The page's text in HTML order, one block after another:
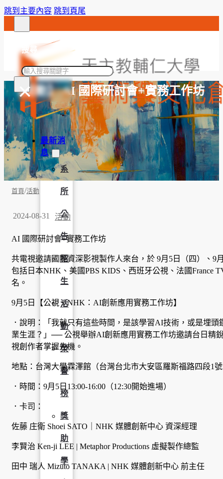
跳到主要內容 跳到頁尾
搜尋
搜
×
最新消
息
系
所
公
告
招
生
活
動
榮
譽
榜
獎
助
學
【活動】 AI 國際研討會+實務工作坊
首頁/活動
2024-08-31 活動
AI 國際研討會+實務工作坊
共電視邀請國際資深影視製作人來台，於 9月5日（四）、
包括日本NHK、美國PBS KIDS、西班牙公視、法國France
名。
9月5日【公視 x NHK：AI創新應用實務工作坊】
．說明：「我就只有這些時間，是該學習AI技術，或是埋
業生涯？」── 公視舉辦AI創新應用實務工作坊邀請台日精
視創作者掌握先機。
地點：台灣大學霖澤館（台灣台北市大安區羅斯福路四段1
．時間：9月5日13:00-16:00（12:30開始進場）
．卡司：
佐藤 庄衛 Shoei SATO｜NHK 媒體創新中心 資深經理
李賢治 Ken-ji LEE | Metaphor Productions 虛擬製作總監
田中 瑞人 Mizuto TANAKA | NHK 媒體創新中心 前主任